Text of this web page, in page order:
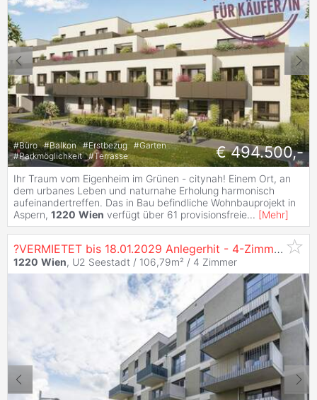
#Büro #Balkon #Erstbezug #Garten
#Parkmöglichkeit #Terrasse € 494.500,-
Ihr Traum vom Eigenheim im Grünen - citynah! Einem Ort, an
dem urbanes Leben und naturnahe Erholung harmonisch
aufeinandertreffen. Das in Bau befindliche Wohnbauprojekt in
Aspern, 1220 Wien verfügt über 61 provisionsfreie... [Mehr]
?VERMIETET bis 18.01.2029 Anlegerhit - 4-Zimmer-
1220 Wien, U2 Seestadt / 106,79m² / 4 Zimmer